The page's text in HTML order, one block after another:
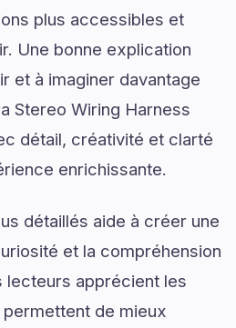
plus accessibles et
Une bonne explication
et à imaginer davantage
Stereo Wiring Harness
détail, créativité et clarté
enrichissante.
détaillés aide à créer une
et la compréhension
lecteurs apprécient les
de mieux